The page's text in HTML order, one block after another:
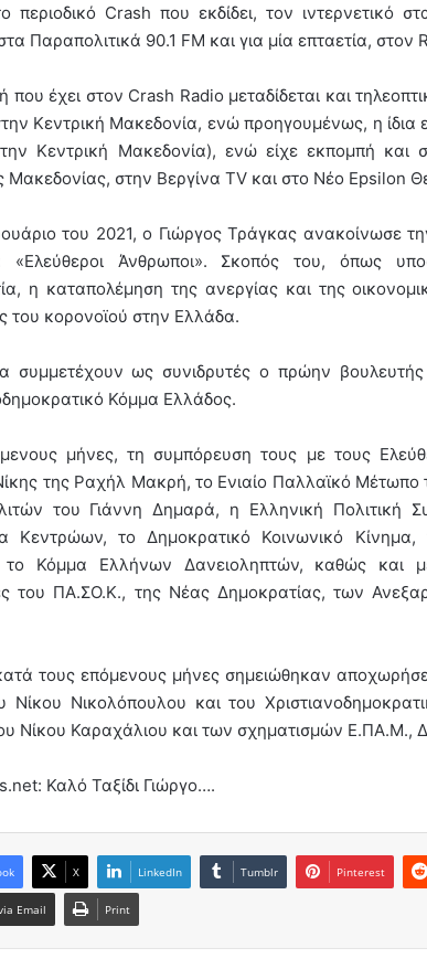
περιοδικό Crash που εκδίδει, τον ιντερνετικό
Παραπολιτικά 90.1 FM και για μία επταετία, στον
που έχει στον Crash Radio μεταδίδεται και
Κεντρική Μακεδονία, ενώ προηγουμένως, η
Κεντρική Μακεδονία), ενώ είχε εκπομπή και
Μακεδονίας, στην Βεργίνα TV και στο Νέο Epsilon
του 2021, ο Γιώργος Τράγκας ανακοίνωσε
«Ελεύθεροι Άνθρωποι». Σκοπός του, όπως
η καταπολέμηση της ανεργίας και της
του κορονοϊού στην Ελλάδα.
συμμετέχουν ως συνιδρυτές ο πρώην
Κόμμα Ελλάδος.
μήνες, τη συμπόρευση τους με τους
της Ραχήλ Μακρή, το Ενιαίο Παλλαϊκό Μέτωπο
του Γιάννη Δημαρά, η Ελληνική Πολιτική
Κεντρώων, το Δημοκρατικό Κοινωνικό
το Κόμμα Ελλήνων Δανειοληπτών, καθώς και
του ΠΑ.ΣΟ.Κ., της Νέας Δημοκρατίας, των
τους επόμενους μήνες σημειώθηκαν
Νίκου Νικολόπουλου και του
Νίκου Καραχάλιου και των σχηματισμών Ε.ΠΑ.Μ.,
Καλό Ταξίδι Γιώργο….
X LinkedIn Tumblr Pinterest
Email Print